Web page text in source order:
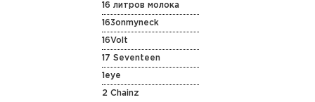
16 литров молока
163onmyneck
16Volt
17 Seventeen
1eye
2 Chainz